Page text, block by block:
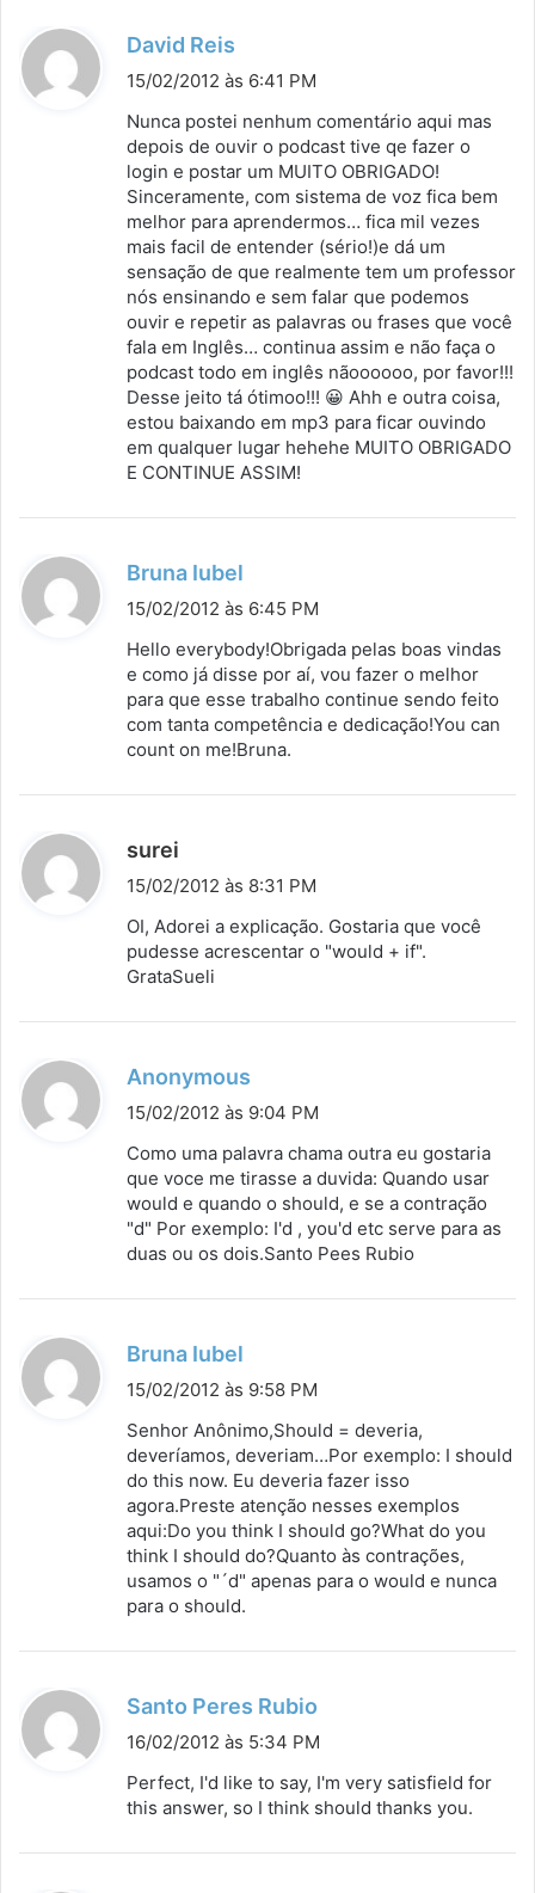
David Reis
i
s
e
:
15/02/2012 às 6:41 PM
Nunca postei nenhum comentário aqui mas
depois de ouvir o podcast tive qe fazer o
login e postar um MUITO OBRIGADO!
Sinceramente, com sistema de voz fica bem
melhor para aprendermos… fica mil vezes
mais facil de entender (sério!)e dá um
sensação de que realmente tem um professor
nós ensinando e sem falar que podemos
ouvir e repetir as palavras ou frases que você
fala em Inglês… continua assim e não faça o
podcast todo em inglês nãoooooo, por favor!!!
Desse jeito tá ótimoo!!! 😀 Ahh e outra coisa,
estou baixando em mp3 para ficar ouvindo
em qualquer lugar hehehe MUITO OBRIGADO
E CONTINUE ASSIM!
Bruna Iubel
s
e
:
15/02/2012 às 6:45 PM
Hello everybody!Obrigada pelas boas vindas
e como já disse por aí, vou fazer o melhor
para que esse trabalho continue sendo feito
com tanta competência e dedicação!You can
count on me!Bruna.
surei
i
s
e
15/02/2012 às 8:31 PM
OI, Adorei a explicação. Gostaria que você
pudesse acrescentar o "would + if".
GrataSueli
Anonymous
i
s
e
:
15/02/2012 às 9:04 PM
Como uma palavra chama outra eu gostaria
que voce me tirasse a duvida: Quando usar
would e quando o should, e se a contração
"d" Por exemplo: I'd , you'd etc serve para as
duas ou os dois.Santo Pees Rubio
Bruna Iubel
s
e
:
15/02/2012 às 9:58 PM
Senhor Anônimo,Should = deveria,
deveríamos, deveriam…Por exemplo: I should
do this now. Eu deveria fazer isso
agora.Preste atenção nesses exemplos
aqui:Do you think I should go?What do you
think I should do?Quanto às contrações,
usamos o "´d" apenas para o would e nunca
para o should.
Santo Peres Rubio
i
s
16/02/2012 às 5:34 PM
Perfect, I'd like to say, I'm very satisfield for
this answer, so I think should thanks you.